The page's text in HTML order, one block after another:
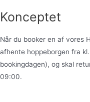
Konceptet
Når du booker en af vores
afhente hoppeborgen fra
bookingdagen), og skal
09:00.